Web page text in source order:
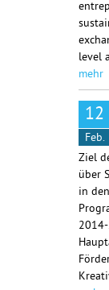
level
mehr
12
Feb.
Ziel
über
in